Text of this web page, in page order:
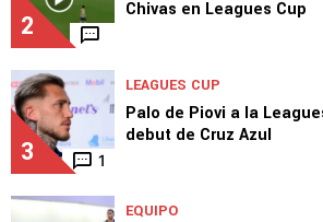
2
Chivas en Leagues Cup
3 1
LEAGUES CUP
Palo de Piovi a la
debut de Cruz Azul
EQUIPO